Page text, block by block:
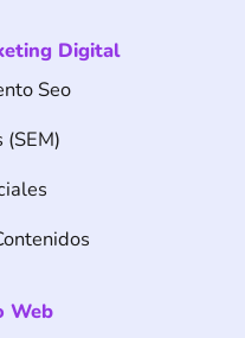
Digital
Seo
Web